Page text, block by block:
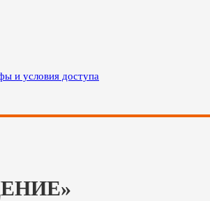
и условия доступа